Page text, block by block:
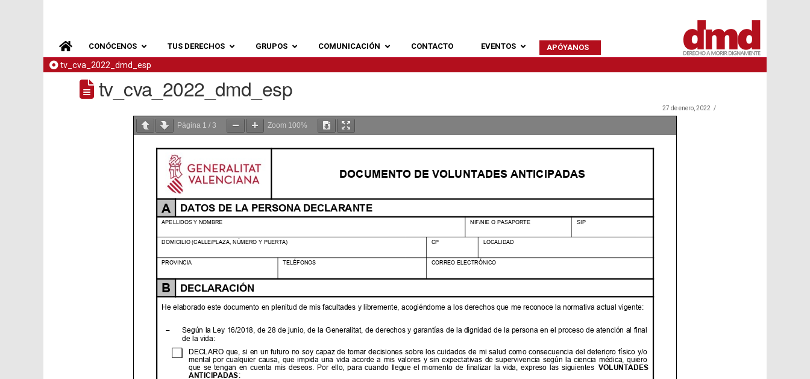
CONÓCENOS TUS DERECHOS GRUPOS COMUNICACIÓN CONTACTO EVENTOS APÓYANOS
tv_cva_2022_dmd_esp
tv_cva_2022_dmd_esp
27 de enero, 2022
Página 1 / 3 Zoom 100%